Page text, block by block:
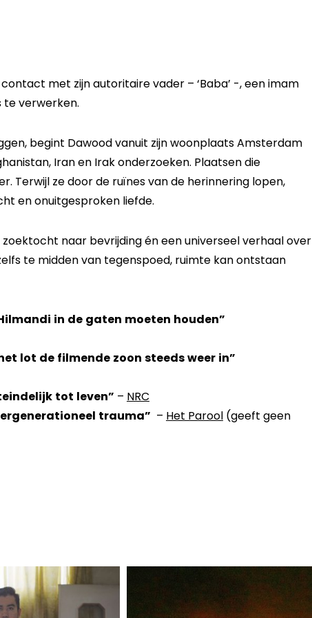
met zijn autoritaire vader – ‘Baba’ -, een imam
te verwerken.
begint Dawood vanuit zijn woonplaats Amsterdam
Iran en Irak onderzoeken. Plaatsen die
Terwijl ze door de ruïnes van de herinnering lopen,
en onuitgesproken liefde.
zoektocht naar bevrijding én een universeel verhaal over
te midden van tegenspoed, ruimte kan ontstaan
in de gaten moeten houden”
lot de filmende zoon steeds weer in”
tot leven” – NRC
trauma”
– Het Parool (geeft geen